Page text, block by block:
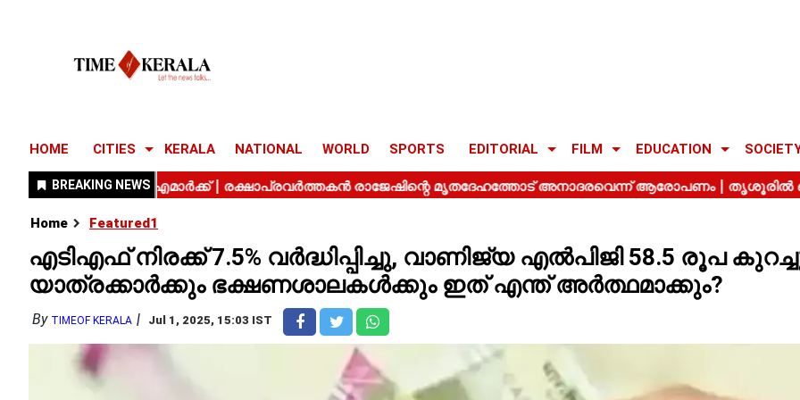
HOME CITIES KERALA NATIONAL WORLD SPORTS EDITORIAL FILM EDUCATION
Home Featured1
എടിഎഫ് നിരക്ക് 7.5% വർദ്ധിപ്പിച്ചു, വാണിജ്യ എൽപിജി 58.5 രൂപ
യാത്രക്കാർക്കും ഭക്ഷണശാലകൾക്കും ഇത് എന്ത് അർത്ഥമാക്കും?
By TIMEOF KERALA Jul 1, 2025, 15:03 IST